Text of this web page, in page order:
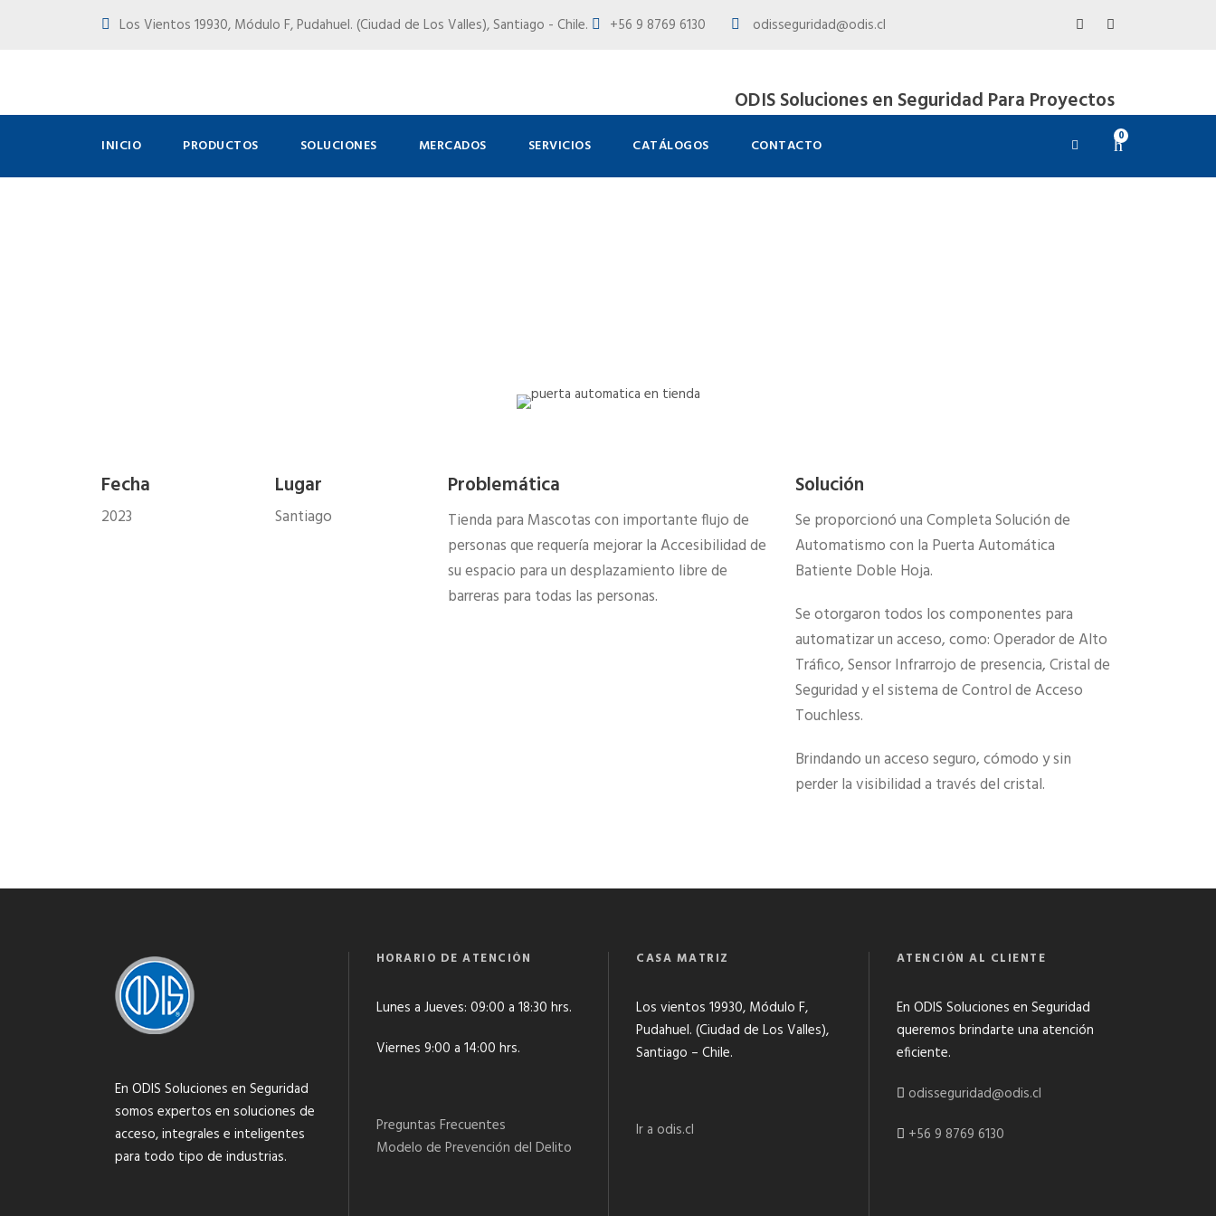
Los Vientos 19930, Módulo F, Pudahuel. (Ciudad de Los Valles), Santiago - Chile. +56 9 8769 6130 odisseguridad@odis.cl
ODIS Soluciones en Seguridad Para Proyectos
INICIO PRODUCTOS SOLUCIONES MERCADOS SERVICIOS CATÁLOGOS CONTACTO 0
Fecha
2023
Lugar
Santiago
Problemática
Tienda para Mascotas con importante flujo de
personas que requería mejorar la Accesibilidad de
su espacio para un desplazamiento libre de
barreras para todas las personas.
Solución
Se proporcionó una Completa Solución de
Automatismo con la Puerta Automática
Batiente Doble Hoja.
Se otorgaron todos los componentes para
automatizar un acceso, como: Operador de Alto
Tráfico, Sensor Infrarrojo de presencia, Cristal de
Seguridad y el sistema de Control de Acceso
Touchless.
Brindando un acceso seguro, cómodo y sin
perder la visibilidad a través del cristal.
En ODIS Soluciones en Seguridad
somos expertos en soluciones de
acceso, integrales e inteligentes
para todo tipo de industrias.
HORARIO DE ATENCIÓN
Lunes a Jueves: 09:00 a 18:30 hrs.
Viernes 9:00 a 14:00 hrs.
Preguntas Frecuentes
Modelo de Prevención del Delito
CASA MATRIZ
Los vientos 19930, Módulo F,
Pudahuel. (Ciudad de Los Valles),
Santiago – Chile.
Ir a odis.cl
ATENCIÓN AL CLIENTE
En ODIS Soluciones en Seguridad
queremos brindarte una atención
eficiente.
odisseguridad@odis.cl
+56 9 8769 6130